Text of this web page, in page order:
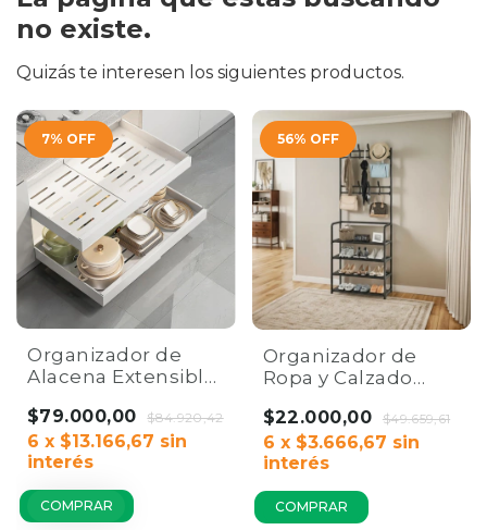
no existe.
Quizás te interesen los siguientes productos.
7% OFF
Organizador de
Alacena Extensible
Expandible Bajo
Mesada Home Co.
$79.000,00 $84.920,42
6 x $13.166,67 sin
interés
COMPRAR
56% OFF
Organizador de
Ropa y Calzado
Perchero con
Estantes Negro
$22.000,00 $49.659,61
6 x $3.666,67 sin
interés